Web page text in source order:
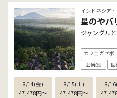
インドネシア
星のやバ
ジャングル
カフェガゼボ
会議室
世
8/14(金)
47,478円〜
8/15(土)
47,478円〜
8/